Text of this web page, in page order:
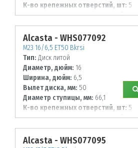
К-во крепежных отверстий, шт: 5
Диаметр располож. отверстий, мм:
114,3
Alcasta - WHS077092
M23 16/6,5 ET50 Bkrsi
Тип: Диск литой
Диаметр, дюйм: 16
Ширина, дюйм: 6,5
Вылет диска, мм: 50
Диаметр ступицы, мм: 66,1
К-во крепежных отверстий, шт: 5
Диаметр располож. отверстий, мм:
114,3
Alcasta - WHS077095